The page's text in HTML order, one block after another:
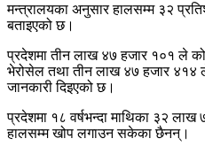
मन्त्रालयका अनुसार हालसम्म ३२
बताइएको छ।
प्रदेशमा तीन लाख ४७ हजार १०१ ले
भेरोसेल तथा तीन लाख ४७ हजार ४१४
जानकारी दिइएको छ।
प्रदेशमा १८ वर्षभन्दा माथिका ३२ लाख
हालसम्म खोप लगाउन सकेका छैनन्।